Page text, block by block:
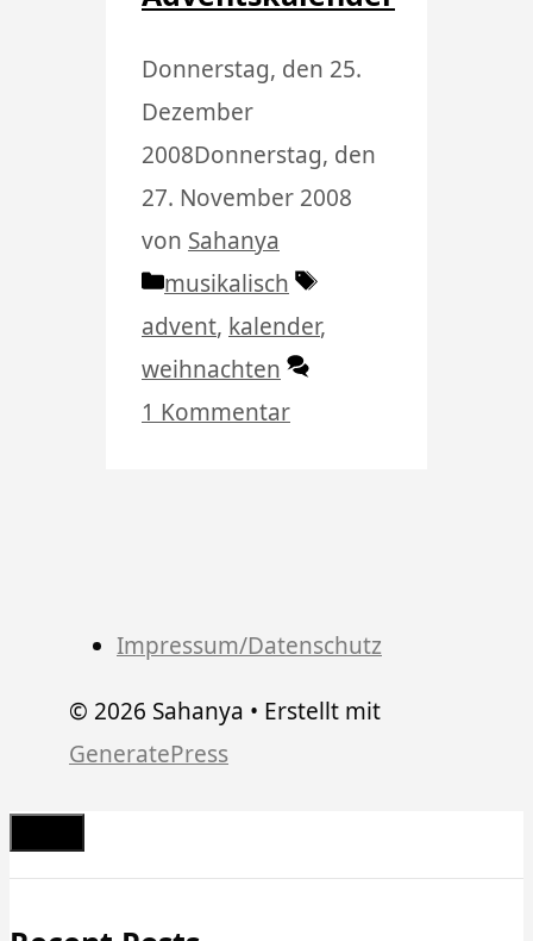
Donnerstag, den 25.
Dezember
2008Donnerstag, den
27. November 2008
von Sahanya
Kategorien
musikalisch
Schlagwörter
advent, kalender,
weihnachten
1 Kommentar
Impressum/Datenschutz
© 2026 Sahanya • Erstellt mit
GeneratePress